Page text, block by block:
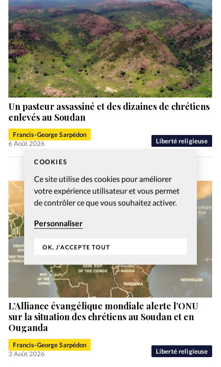
COOKIES
Ce site utilise des cookies pour améliorer
votre expérience utilisateur et vous permet
de contrôler ce que vous souhaitez activer.
Personnaliser
OK, J'ACCEPTE TOUT
Liberté religieuse
Un pasteur assassiné et des dizaines de chrétiens
enlevés au Soudan
Francis-George Sarpédon
6 Août 2026
Liberté religieuse
L’Alliance évangélique mondiale alerte l’ONU
sur la situation des chrétiens au Soudan et en
Ouganda
Francis-George Sarpédon
3 Août 2026